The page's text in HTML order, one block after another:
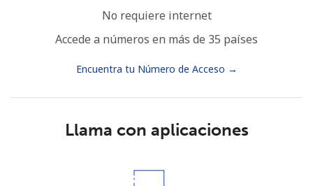
No requiere internet
Accede a números en más de 35 países
Encuentra tu Número de Acceso →
Llama con aplicaciones